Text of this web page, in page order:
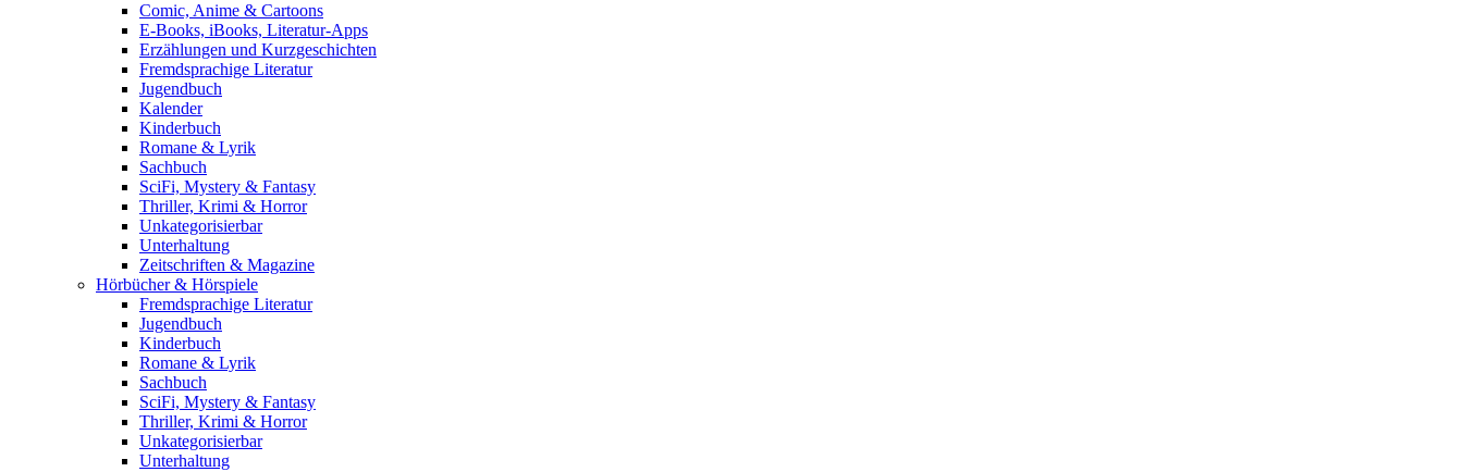
Comic, Anime & Cartoons
E-Books, iBooks, Literatur-Apps
Erzählungen und Kurzgeschichten
Fremdsprachige Literatur
Jugendbuch
Kalender
Kinderbuch
Romane & Lyrik
Sachbuch
SciFi, Mystery & Fantasy
Thriller, Krimi & Horror
Unkategorisierbar
Unterhaltung
Zeitschriften & Magazine
Hörbücher & Hörspiele
Fremdsprachige Literatur
Jugendbuch
Kinderbuch
Romane & Lyrik
Sachbuch
SciFi, Mystery & Fantasy
Thriller, Krimi & Horror
Unkategorisierbar
Unterhaltung